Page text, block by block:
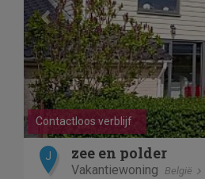
Contactloos verblijf
J zee en polder
Vakantiewoning België